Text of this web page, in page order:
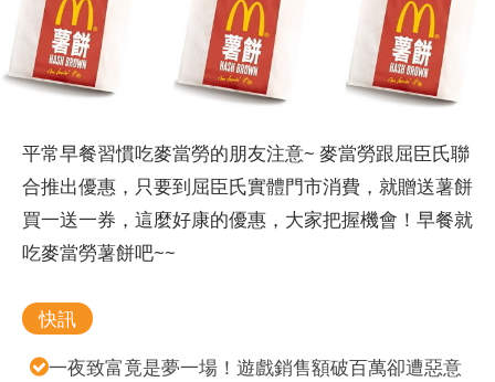
平常早餐習慣吃麥當勞的朋友注意~ 麥當勞跟屈臣氏聯
合推出優惠，只要到屈臣氏實體門市消費，就贈送薯餅
買一送一券，這麼好康的優惠，大家把握機會！早餐就
吃麥當勞薯餅吧~~
快訊
一夜致富竟是夢一場！遊戲銷售額破百萬卻遭惡意